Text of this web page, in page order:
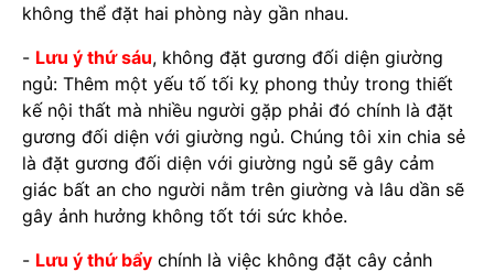
không thể đặt hai phòng này gần nhau.
- Lưu ý thứ sáu, không đặt gương đối diện giường
ngủ: Thêm một yếu tố tối kỵ phong thủy trong thiết
kế nội thất mà nhiều người gặp phải đó chính là đặt
gương đối diện với giường ngủ. Chúng tôi xin chia sẻ
là đặt gương đối diện với giường ngủ sẽ gây cảm
giác bất an cho người nằm trên giường và lâu dần sẽ
gây ảnh hưởng không tốt tới sức khỏe.
- Lưu ý thứ bẩy chính là việc không đặt cây cảnh